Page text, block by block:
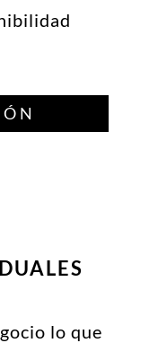
lo que